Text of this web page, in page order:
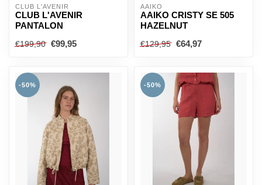
CLUB L'AVENIR
CLUB L'AVENIR
PANTALON
€199,90 €99,95
AAIKO
AAIKO CRISTY SE 505
HAZELNUT
€129,95 €64,97
-50% -50%